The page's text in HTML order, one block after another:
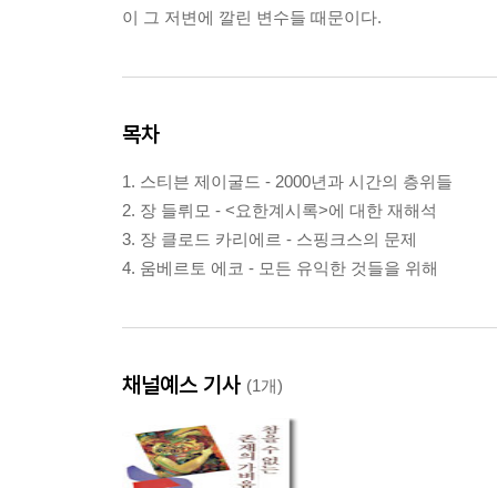
이 그 저변에 깔린 변수들 때문이다.
목차
1. 스티븐 제이굴드 - 2000년과 시간의 층위들
2. 장 들뤼모 - <요한계시록>에 대한 재해석
3. 장 클로드 카리에르 - 스핑크스의 문제
4. 움베르토 에코 - 모든 유익한 것들을 위해
채널예스 기사 (1개)